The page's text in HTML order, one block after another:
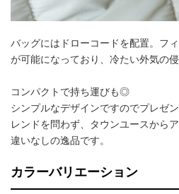
バッグにはドローコードを配置。フ
が可能になっており、冷たい外気の
コンパクトで持ち運びも◎
シンプルなデザインですのでプレゼ
レンドを問わず、タウンユースから
違いなしの逸品です。
カラーバリエーション